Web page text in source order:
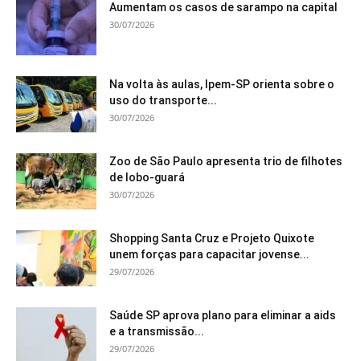
Aumentam os casos de sarampo na capital
30/07/2026
Na volta às aulas, Ipem-SP orienta sobre o
uso do transporte...
30/07/2026
Zoo de São Paulo apresenta trio de filhotes
de lobo-guará
30/07/2026
Shopping Santa Cruz e Projeto Quixote
unem forças para capacitar jovense...
29/07/2026
Saúde SP aprova plano para eliminar a aids
e a transmissão...
29/07/2026